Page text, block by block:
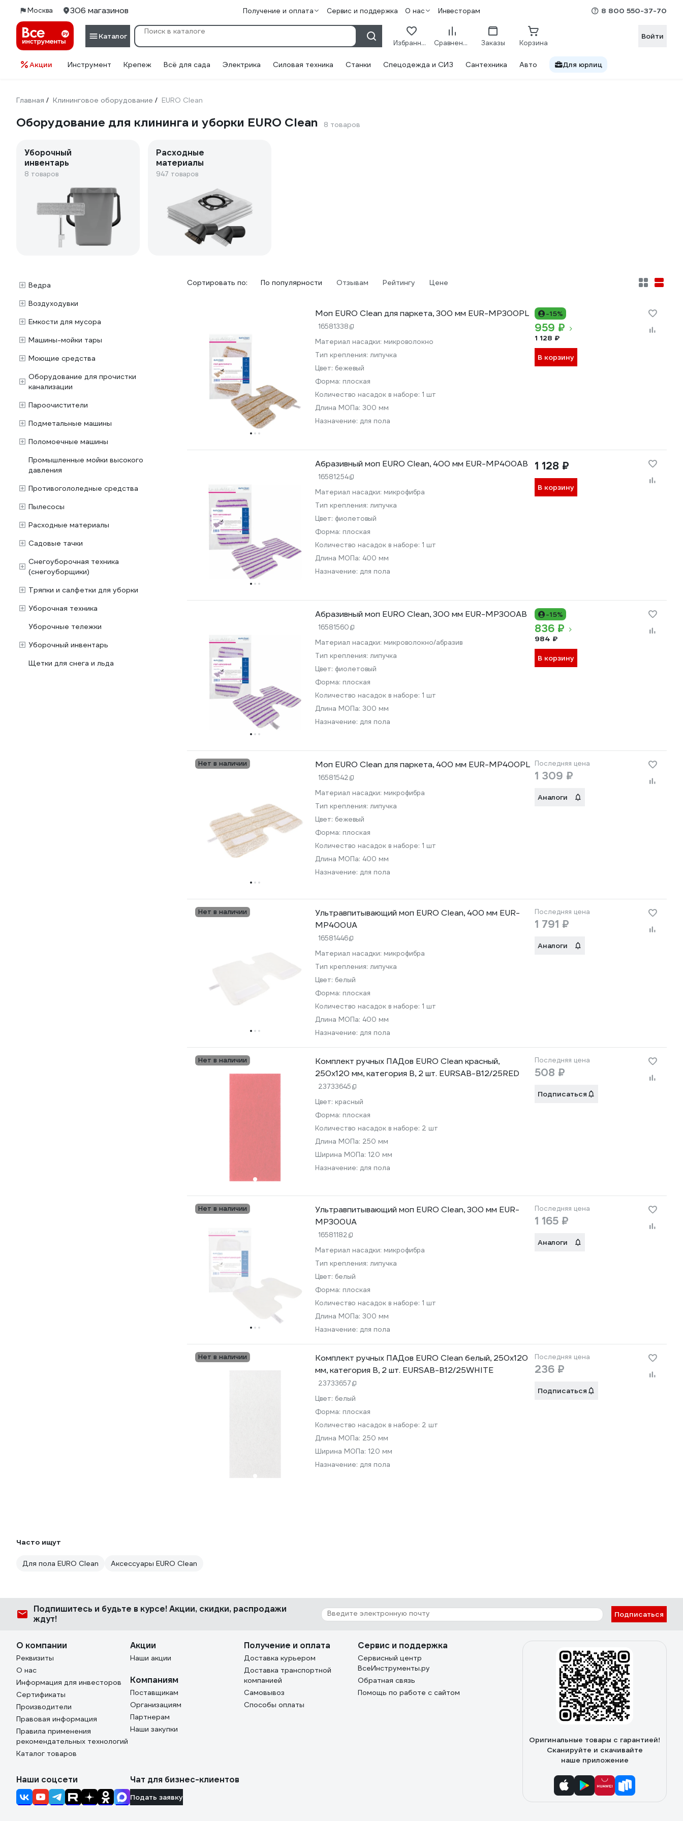
Москва 306 магазинов Получение и оплата Сервис и поддержка О нас Инвесторам 8 800 550-37-70
Каталог
Избранное Сравнение Заказы Корзина
Войти
Акции Инструмент Крепеж Всё для сада Электрика Силовая техника Станки Спецодежда и СИЗ Сантехника Авто Для юрлиц
Главная / Клининговое оборудование / EURO Clean
Оборудование для клининга и уборки EURO Clean 8 товаров
Уборочный
инвентарь
8 товаров
Расходные
материалы
947 товаров
Ведра
Воздуходувки
Емкости для мусора
Машины-мойки тары
Моющие средства
Оборудование для прочистки
канализации
Пароочистители
Подметальные машины
Поломоечные машины
Промышленные мойки высокого
давления
Противогололедные средства
Пылесосы
Расходные материалы
Садовые тачки
Снегоуборочная техника
(снегоуборщики)
Тряпки и салфетки для уборки
Уборочная техника
Уборочные тележки
Уборочный инвентарь
Щетки для снега и льда
Сортировать по: По популярности Отзывам Рейтингу Цене
Моп EURO Clean для паркета, 300 мм EUR-MP300PL
16581338
Материал насадки: микроволокно
Тип крепления: липучка
Цвет: бежевый
Форма: плоская
Количество насадок в наборе: 1 шт
Длина МОПа: 300 мм
Назначение: для пола
-15%
959 ₽
1 128 ₽
В корзину
Абразивный моп EURO Clean, 400 мм EUR-MP400AB
16581254
Материал насадки: микрофибра
Тип крепления: липучка
Цвет: фиолетовый
Форма: плоская
Количество насадок в наборе: 1 шт
Длина МОПа: 400 мм
Назначение: для пола
1 128 ₽
В корзину
Абразивный моп EURO Clean, 300 мм EUR-MP300AB
16581560
Материал насадки: микроволокно/абразив
Тип крепления: липучка
Цвет: фиолетовый
Форма: плоская
Количество насадок в наборе: 1 шт
Длина МОПа: 300 мм
Назначение: для пола
-15%
836 ₽
984 ₽
В корзину
Нет в наличии Моп EURO Clean для паркета, 400 мм EUR-MP400PL
16581542
Материал насадки: микрофибра
Тип крепления: липучка
Цвет: бежевый
Форма: плоская
Количество насадок в наборе: 1 шт
Длина МОПа: 400 мм
Назначение: для пола
Последняя цена
1 309 ₽
Аналоги
Нет в наличии
Ультравпитывающий моп EURO Clean, 400 мм EUR-
MP400UA
16581446
Материал насадки: микрофибра
Тип крепления: липучка
Цвет: белый
Форма: плоская
Количество насадок в наборе: 1 шт
Длина МОПа: 400 мм
Назначение: для пола
Последняя цена
1 791 ₽
Аналоги
Нет в наличии
Комплект ручных ПАДов EURO Clean красный,
250x120 мм, категория В, 2 шт. EURSAB-B12/25RED
23733645
Цвет: красный
Форма: плоская
Количество насадок в наборе: 2 шт
Длина МОПа: 250 мм
Ширина МОПа: 120 мм
Назначение: для пола
Последняя цена
508 ₽
Подписаться
Нет в наличии
Ультравпитывающий моп EURO Clean, 300 мм EUR-
MP300UA
16581182
Материал насадки: микрофибра
Тип крепления: липучка
Цвет: белый
Форма: плоская
Количество насадок в наборе: 1 шт
Длина МОПа: 300 мм
Назначение: для пола
Последняя цена
1 165 ₽
Аналоги
Нет в наличии
Комплект ручных ПАДов EURO Clean белый, 250x120
мм, категория В, 2 шт. EURSAB-B12/25WHITE
23733657
Цвет: белый
Форма: плоская
Количество насадок в наборе: 2 шт
Длина МОПа: 250 мм
Ширина МОПа: 120 мм
Назначение: для пола
Последняя цена
236 ₽
Подписаться
Часто ищут
Для пола EURO Clean Аксессуары EURO Clean
Подпишитесь и будьте в курсе! Акции, скидки, распродажи
ждут!
Подписаться
О компании
Реквизиты
О нас
Информация для инвесторов
Сертификаты
Производители
Правовая информация
Правила применения
рекомендательных технологий
Каталог товаров
Акции
Наши акции
Компаниям
Поставщикам
Организациям
Партнерам
Наши закупки
Получение и оплата
Доставка курьером
Доставка транспортной
компанией
Самовывоз
Способы оплаты
Сервис и поддержка
Сервисный центр
ВсеИнструменты.ру
Обратная связь
Помощь по работе с сайтом
Оригинальные товары с гарантией!
Сканируйте и скачивайте
наше приложение
Наши соцсети Чат для бизнес-клиентов
Подать заявку